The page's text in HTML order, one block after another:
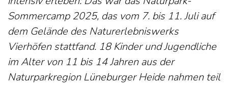
Sommercamp 2025, das vom 7. bis 11. Juli auf
dem Gelände des Naturerlebniswerks
Vierhöfen stattfand. 18 Kinder und Jugendliche
im Alter von 11 bis 14 Jahren aus der
Naturparkregion Lüneburger Heide nahmen teil